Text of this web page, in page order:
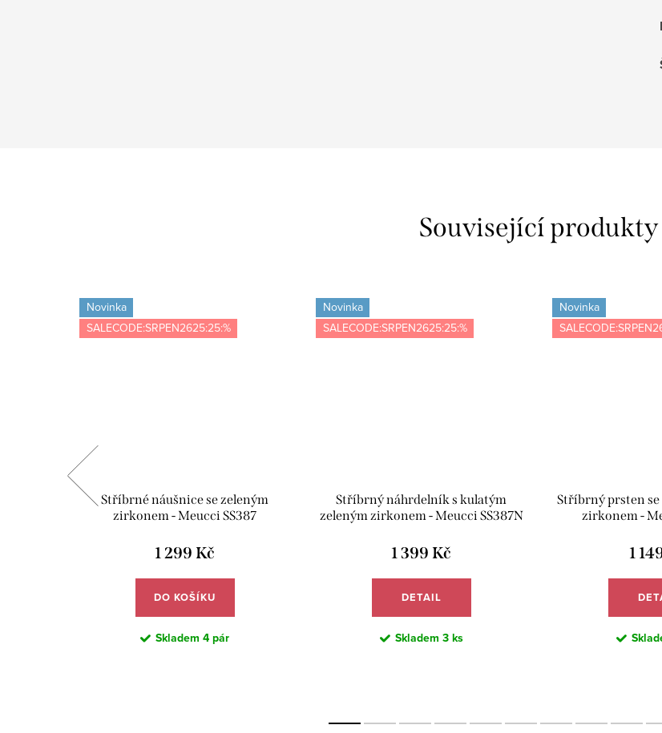
Související produkty
Novinka
SALECODE:SRPEN2625:25:%
Stříbrné náušnice se zeleným
zirkonem - Meucci SS387
1 299 Kč
DO KOŠÍKU
Skladem 4 pár
Novinka
SALECODE:SRPEN2625:25:%
Stříbrný náhrdelník s kulatým
zeleným zirkonem - Meucci SS387N
1 399 Kč
DETAIL
Skladem 3 ks
Novinka
Stříbrný prsten
zirkonem -
1